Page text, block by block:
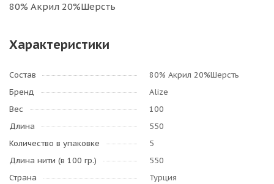
80% Акрил 20%Шерсть
Характеристики
Состав
80% Акрил 20%Шерсть
Бренд
Alize
Вес
100
Длина
550
Количество в упаковке
5
Длина нити (в 100 гр.)
550
Страна
Турция